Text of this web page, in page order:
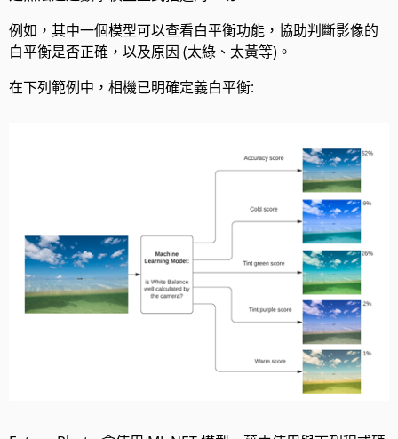
例如，其中一個模型可以查看白平衡功能，協助判斷影像的
白平衡是否正確，以及原因 (太綠、太黃等)。
在下列範例中，相機已明確定義白平衡: